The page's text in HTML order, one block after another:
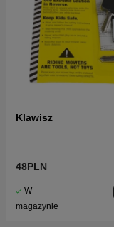
Klawisz
48PLN
W
magazynie